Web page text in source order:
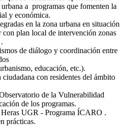
a programas que fomenten la
y económica.
en la zona urbana en situación
plan local de intervención zonas
de diálogo y coordinación entre
educación, etc.).
con residentes del ámbito
de la Vulnerabilidad
de los programas.
UGR - Programa ÍCARO .
prácticas.